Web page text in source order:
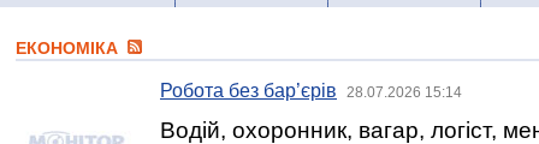
ЕКОНОМІКА
Робота без бар’єрів 28.07.2026 15:14
Водій, охоронник, вагар, логіст,